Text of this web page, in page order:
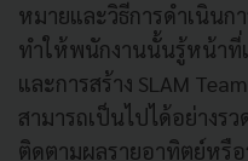
หมายและวิธีการดำเนินก
ทำให้พนักงานนั้นรู้หน้าที่
และการสร้าง SLAM
สามารถเป็นไปได้อย่างรว
ติดตามผลรายอาทิตย์หรือ